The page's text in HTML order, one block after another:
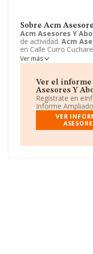
Sobre Acm
Acm Asesores Y
de actividad. Acm
en Calle Curro
empresa enmarca su
6910 - Actividades
de bienes.
Ver más
Ver el informe
Asesores Y
Regístrate en
Informe
VER